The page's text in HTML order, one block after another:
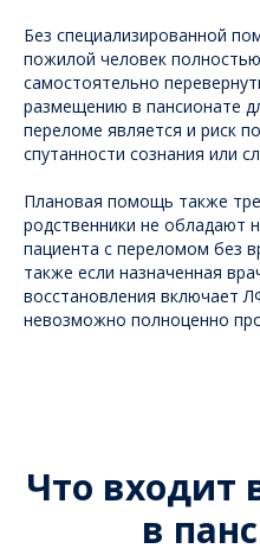
Без специализированной
пожилой человек
самостоятельно
размещению в пансионате
переломе является и риск
спутанности сознания или
Плановая помощь также
родственники не обладают
пациента с переломом без
также если назначенная
восстановления включает
невозможно полноценно
Что входит
в